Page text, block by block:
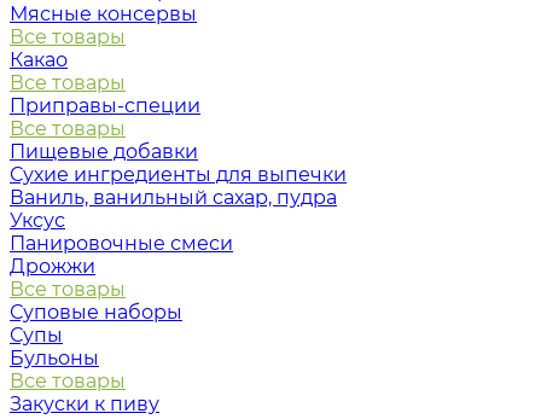
Мясные консервы
Все товары
Какао
Все товары
Приправы-специи
Все товары
Пищевые добавки
Сухие ингредиенты для выпечки
Ваниль, ванильный сахар, пудра
Уксус
Панировочные смеси
Дрожжи
Все товары
Суповые наборы
Супы
Бульоны
Все товары
Закуски к пиву